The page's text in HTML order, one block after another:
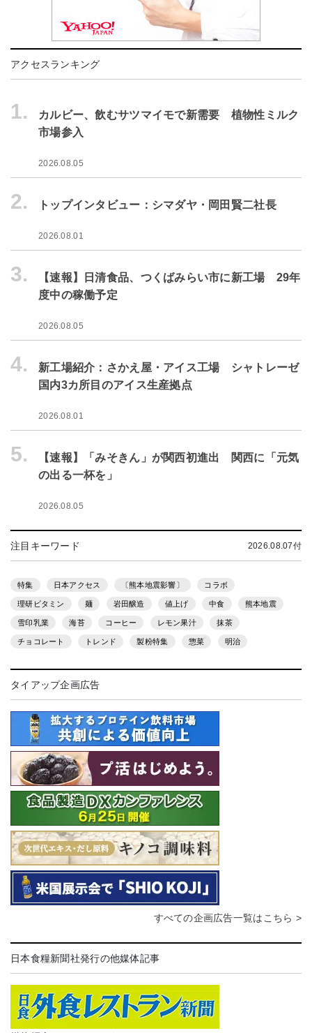
アクセスランキング
1.
カルビー、飲むサツマイモで新需要 植物性ミルク
市場参入
2026.08.05
2. トップインタビュー：シマダヤ・岡田賢二社長
2026.08.01
3.
【速報】日清食品、つくばみらい市に新工場 29年
度中の稼働予定
2026.08.05
4.
新工場紹介：さかえ屋・アイス工場 シャトレーゼ
国内3カ所目のアイス生産拠点
2026.08.01
5.
【速報】「みそきん」が関西初進出 関西に「元気
の出る一杯を」
2026.08.05
注目キーワード 2026.08.07付
特集 日本アクセス 〔熊本地震影響〕 コラボ
理研ビタミン 麺 岩田醸造 値上げ 中食 熊本地震
雪印乳業 海苔 コーヒー レモン果汁 抹茶
チョコレート トレンド 製粉特集 惣菜 明治
タイアップ企画広告
すべての企画広告一覧はこちら >
日本食糧新聞社発行の他媒体記事